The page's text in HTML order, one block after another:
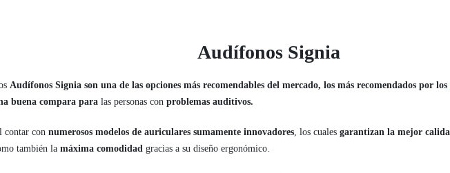
Audífonos Signia
Audífonos Signia son una de las opciones más recomendables del mercado, los más recomendados por los
buena compara para las personas con problemas auditivos.
contar con numerosos modelos de auriculares sumamente innovadores, los cuales garantizan la mejor
también la máxima comodidad gracias a su diseño ergonómico.